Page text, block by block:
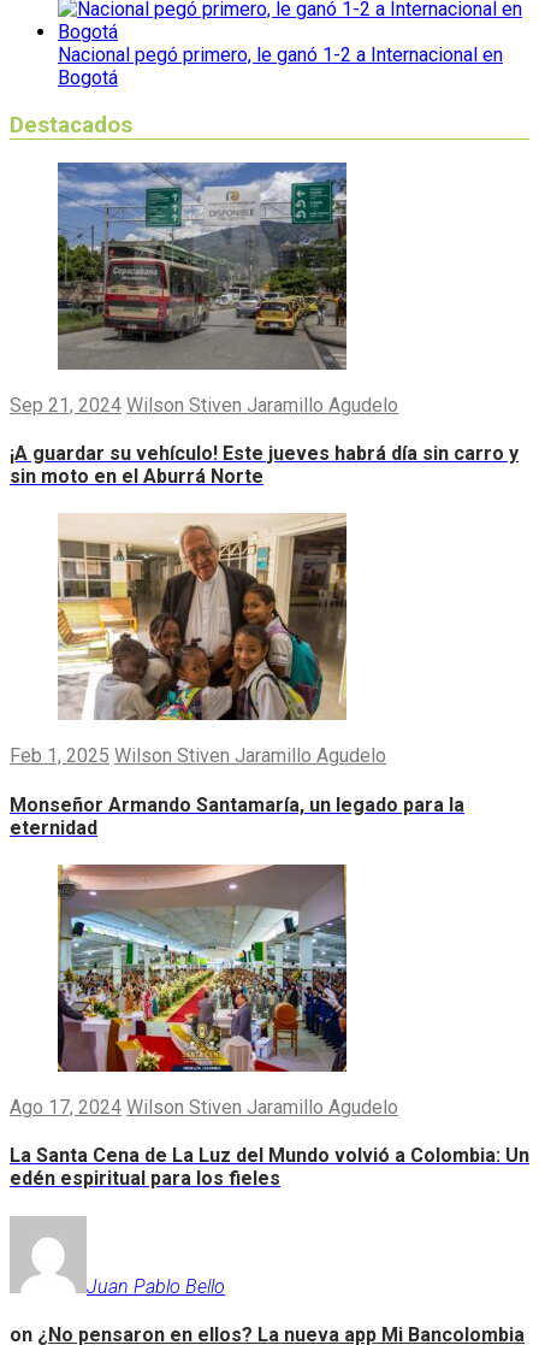
Nacional pegó primero, le ganó 1-2 a Internacional en
Bogotá
Destacados
Sep 21, 2024 Wilson Stiven Jaramillo Agudelo
¡A guardar su vehículo! Este jueves habrá día sin carro y
sin moto en el Aburrá Norte
Feb 1, 2025 Wilson Stiven Jaramillo Agudelo
Monseñor Armando Santamaría, un legado para la
eternidad
Ago 17, 2024 Wilson Stiven Jaramillo Agudelo
La Santa Cena de La Luz del Mundo volvió a Colombia: Un
edén espiritual para los fieles
Juan Pablo Bello
on ¿No pensaron en ellos? La nueva app Mi Bancolombia